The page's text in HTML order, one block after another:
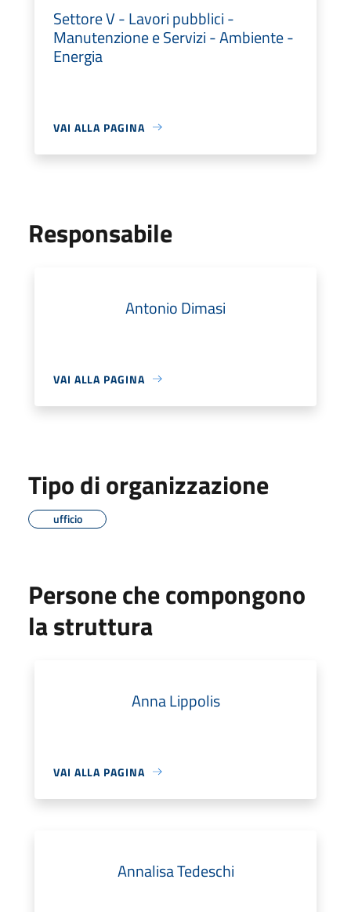
Settore V - Lavori pubblici -
Manutenzione e Servizi - Ambiente -
Energia
VAI ALLA PAGINA
Responsabile
Antonio Dimasi
VAI ALLA PAGINA
Tipo di organizzazione
ufficio
Persone che compongono
la struttura
Anna Lippolis
VAI ALLA PAGINA
Annalisa Tedeschi